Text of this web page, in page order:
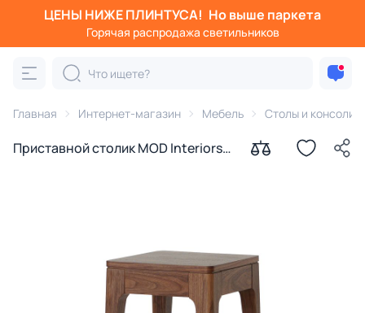
ЦЕНЫ НИЖЕ ПЛИНТУСА! Но выше паркета
Горячая распродажа светильников
Главная Интернет-магазин Мебель Столы и консоли
Приставной столик MOD Interiors